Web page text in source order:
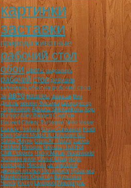
картинки
заставки
природаживотные
рабочий стол
обои Цветы подсолнух
рабочий стол девушки
календарь обои на робочий стол
3d авто машины форсаж Вин
Дизель тюнинг Фильмы шварцнегер
терминатор Adriana Sklenarikova Xojo
BurngotAlley Baggett Caprice
Bourett Christy Turlington Nikki Visser
Daniela Pestova Greta Caiwasoni Heidi
Klum Karen Mulder & Unknown Girl
Salma Hayek Guns N' Roses James
Hettfield Minoque Nirvana Red Hot
Chilli Peppers Ricky Martin Waterworld
Зеленая миля Denial Craig мерс
мерседес Ниссан автомобили
джексон коэльо Металлист Кубок мю
Манчестер Юнайтед Барселона
Челси Интер Liverpool Ливерпуль